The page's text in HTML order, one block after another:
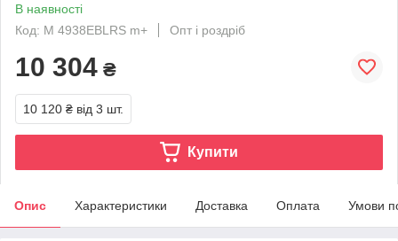
В наявності
Код: M 4938EBLRS m+
Опт і роздріб
10 304 ₴
10 120 ₴ від 3 шт.
Купити
Опис Характеристики Доставка Оплата Умови